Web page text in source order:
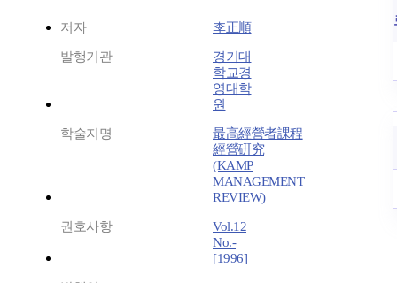
저자 李正順
발행기관
경기대
학교경
영대학
원
학술지명
最高經營者課程
經營硏究
(KAMP
MANAGEMENT
REVIEW)
권호사항
Vol.12
No.-
[1996]